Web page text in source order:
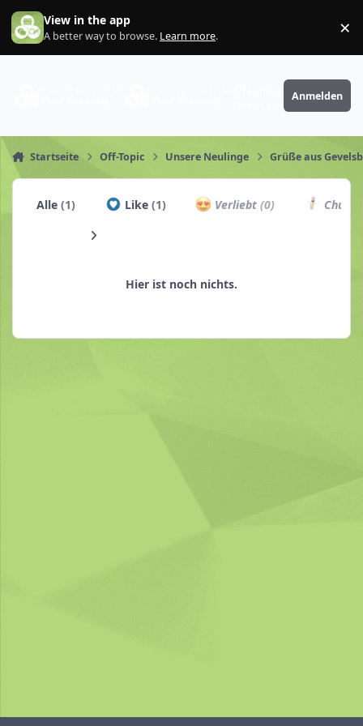
Zum Inhalt springen
View in the app
A better way to browse. Learn more. ×
PhantaFriends.de
Anmelden
Startseite Off-Topic Unsere Neulinge Grüße aus
Alle(1) Like (1) Verliebt(0)
Hier ist noch nichts.